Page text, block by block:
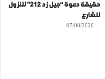
حقيقة دعوة “جيل زد 212” للنزول
للشارع
07/08/2026